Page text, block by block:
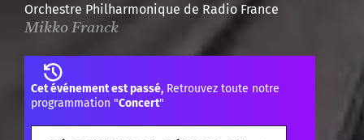
Orchestre Philharmonique de Radio France
Mikko Franck
Cet événement est passé, Retrouvez toute notre
programmation "Concert"